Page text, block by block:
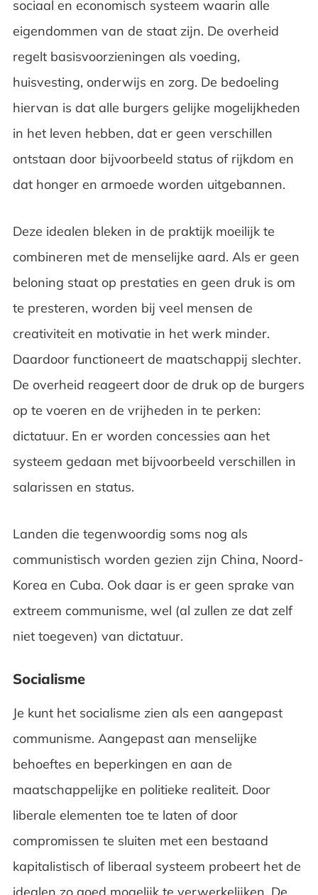
sociaal en economisch systeem waarin alle
eigendommen van de staat zijn. De overheid
regelt basisvoorzieningen als voeding,
huisvesting, onderwijs en zorg. De bedoeling
hiervan is dat alle burgers gelijke mogelijkheden
in het leven hebben, dat er geen verschillen
ontstaan door bijvoorbeeld status of rijkdom en
dat honger en armoede worden uitgebannen.
Deze idealen bleken in de praktijk moeilijk te
combineren met de menselijke aard. Als er geen
beloning staat op prestaties en geen druk is om
te presteren, worden bij veel mensen de
creativiteit en motivatie in het werk minder.
Daardoor functioneert de maatschappij slechter.
De overheid reageert door de druk op de burgers
op te voeren en de vrijheden in te perken:
dictatuur. En er worden concessies aan het
systeem gedaan met bijvoorbeeld verschillen in
salarissen en status.
Landen die tegenwoordig soms nog als
communistisch worden gezien zijn China, Noord-
Korea en Cuba. Ook daar is er geen sprake van
extreem communisme, wel (al zullen ze dat zelf
niet toegeven) van dictatuur.
Socialisme
Je kunt het socialisme zien als een aangepast
communisme. Aangepast aan menselijke
behoeftes en beperkingen en aan de
maatschappelijke en politieke realiteit. Door
liberale elementen toe te laten of door
compromissen te sluiten met een bestaand
kapitalistisch of liberaal systeem probeert het de